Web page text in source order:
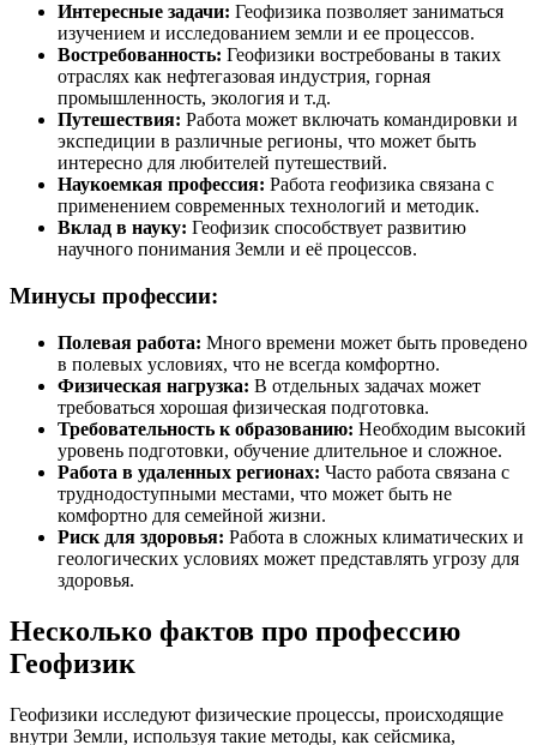
Интересные задачи: Геофизика позволяет заниматься
изучением и исследованием земли и ее процессов.
Востребованность: Геофизики востребованы в таких
отраслях как нефтегазовая индустрия, горная
промышленность, экология и т.д.
Путешествия: Работа может включать командировки и
экспедиции в различные регионы, что может быть
интересно для любителей путешествий.
Наукоемкая профессия: Работа геофизика связана с
применением современных технологий и методик.
Вклад в науку: Геофизик способствует развитию
научного понимания Земли и её процессов.
Минусы профессии:
Полевая работа: Много времени может быть проведено
в полевых условиях, что не всегда комфортно.
Физическая нагрузка: В отдельных задачах может
требоваться хорошая физическая подготовка.
Требовательность к образованию: Необходим высокий
уровень подготовки, обучение длительное и сложное.
Работа в удаленных регионах: Часто работа связана с
труднодоступными местами, что может быть не
комфортно для семейной жизни.
Риск для здоровья: Работа в сложных климатических и
геологических условиях может представлять угрозу для
здоровья.
Несколько фактов про профессию
Геофизик
Геофизики исследуют физические процессы, происходящие
внутри Земли, используя такие методы, как сейсмика,